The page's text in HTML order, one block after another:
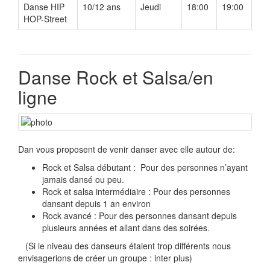
Danse HIP
HOP-Street
10/12 ans Jeudi 18:00 19:00
Danse Rock et Salsa/en
ligne
Dan vous proposent de venir danser avec elle autour de:
Rock et Salsa débutant : Pour des personnes n’ayant
jamais dansé ou peu.
Rock et salsa intermédiaire : Pour des personnes
dansant depuis 1 an environ
Rock avancé : Pour des personnes dansant depuis
plusieurs années et allant dans des soirées.
(Si le niveau des danseurs étaient trop différents nous
envisagerions de créer un groupe : inter plus)